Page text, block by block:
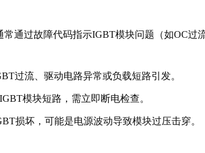
通过故障代码指示IGBT模块问题（如OC过
过流、驱动电路异常或负载短路引发。
模块短路，需立即断电检查。
损坏，可能是电源波动导致模块过压击穿。